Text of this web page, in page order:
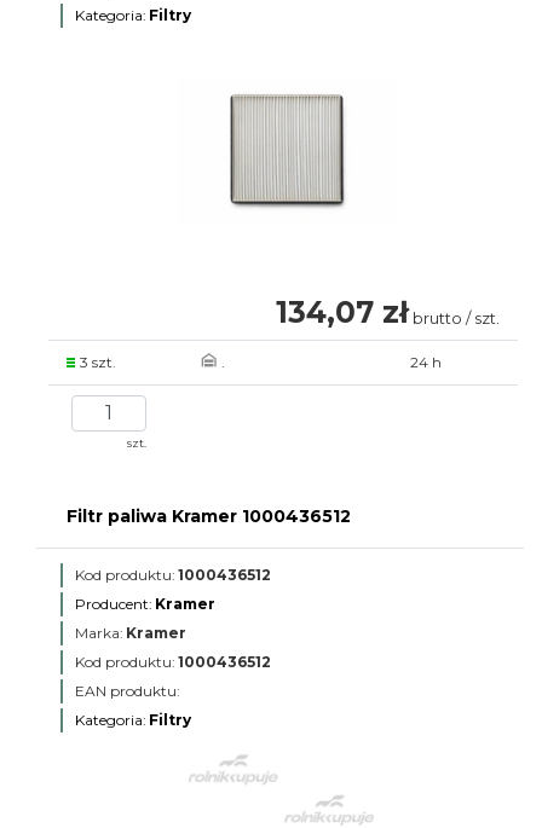
Kategoria: Filtry
134,07 zł brutto / szt.
3 szt. . 24 h
szt.
Filtr paliwa Kramer 1000436512
Kod produktu: 1000436512
Producent: Kramer
Marka: Kramer
Kod produktu: 1000436512
EAN produktu:
Kategoria: Filtry